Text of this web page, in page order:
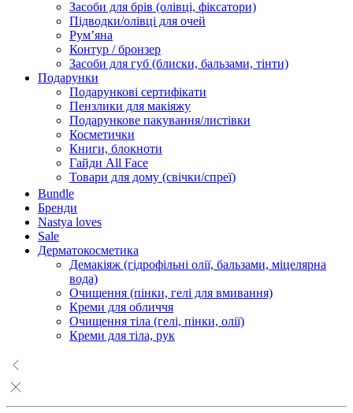
Засоби для брів (олівці, фіксатори)
Підводки/олівці для очей
Румʼяна
Контур / бронзер
Засоби для губ (блиски, бальзами, тінти)
Подарунки
Подарункові сертифікати
Пензлики для макіяжу
Подарункове пакування/листівки
Косметички
Книги, блокноти
Гайди All Face
Товари для дому (свічки/спреї)
Bundle
Бренди
Nastya loves
Sale
Дерматокосметика
Демакіяж (гідрофільні олії, бальзами, міцелярна
вода)
Очищення (пінки, гелі для вмивання)
Креми для обличчя
Очищення тіла (гелі, пінки, олії)
Креми для тіла, рук